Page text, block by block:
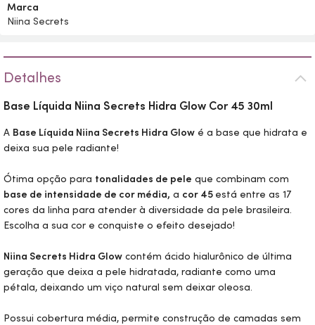
Marca
Niina Secrets
Detalhes
Base Líquida Niina Secrets Hidra Glow Cor 45 30ml
A Base Líquida Niina Secrets Hidra Glow é a base que hidrata e
deixa sua pele radiante!
Ótima opção para tonalidades de pele que combinam com
base de intensidade de cor média, a cor 45 está entre as 17
cores da linha para atender à diversidade da pele brasileira.
Escolha a sua cor e conquiste o efeito desejado!
Niina Secrets Hidra Glow contém ácido hialurônico de última
geração que deixa a pele hidratada, radiante como uma
pétala, deixando um viço natural sem deixar oleosa.
Possui cobertura média, permite construção de camadas sem